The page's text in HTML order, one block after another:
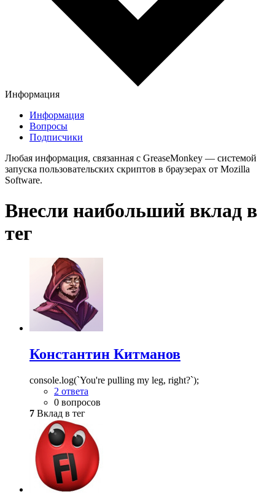
Информация
Информация
Вопросы
Подписчики
Любая информация, связанная с GreaseMonkey — системой
запуска пользовательских скриптов в браузерах от Mozilla
Software.
Внесли наибольший вклад в
тег
Константин Китманов
console.log(`You're pulling my leg, right?`);
2 ответа
0 вопросов
7 Вклад в тег